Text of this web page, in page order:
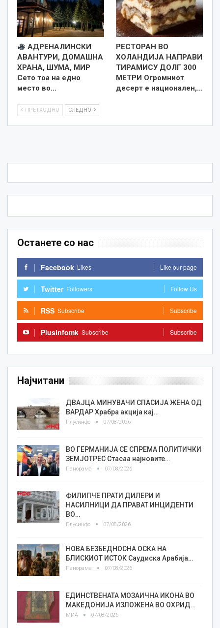
АДРЕНАЛИНСКИ
АВАНТУРИ, ДОМАШНА
ХРАНА, ШУМА, МИР
Сето тоа на едно
место во…
РЕСТОРАН ВО
ХОЛАНДИЈА НАПРАВИ
ТИРАМИСУ ДОЛГ 300
МЕТРИ Огромниот
десерт е национален,…
ПРЕТХОДНО СЛЕДНО
Останете со нас
Facebook Likes Like our page
Twitter Followers Follow Us
RSS Subscribe Subscribe
Plusinfomk Subscribe Subscribe
Најчитани
ДВАЈЦА МИНУВАЧИ СПАСИЈА ЖЕНА ОД
ВАРДАР Храбра акција кај…
Плусинфо 07/08/2026
ВО ГЕРМАНИЈА СЕ СПРЕМА ПОЛИТИЧКИ
ЗЕМЈОТРЕС Стасаа најновите…
Панорама 07/08/2026
ФИЛИПЧЕ ПРАТИ ДИЛЕРИ И
НАСИЛНИЦИ ДА ПРАВАТ ИНЦИДЕНТИ
ВО…
Плусинфо 07/08/2026
НОВА БЕЗБЕДНОСНА ОСКА НА
БЛИСКИОТ ИСТОК Саудиска Арабија…
Панорама 07/08/2026
ЕДИНСТВЕНАТА МОЗАИЧНА ИКОНА ВО
МАКЕДОНИЈА ИЗЛОЖЕНА ВО ОХРИД…
МИА 07/08/2026